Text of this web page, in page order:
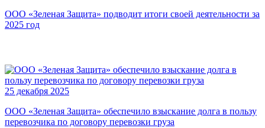
ООО «Зеленая Защита» подводит итоги своей деятельности за
2025 год
25 декабря 2025
ООО «Зеленая Защита» обеспечило взыскание долга в пользу
перевозчика по договору перевозки груза